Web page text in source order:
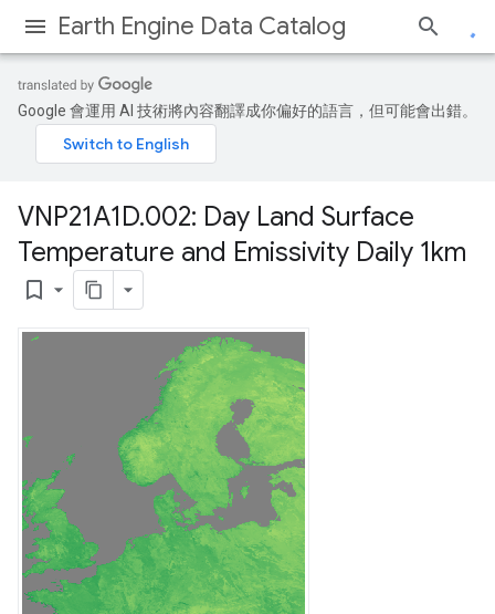
Earth Engine Data Catalog
Google 會運用 AI 技術將內容翻譯成你偏好的語言，但可能會出錯。
VNP21A1D.002: Day Land Surface
Temperature and Emissivity Daily 1km
bookmark_border